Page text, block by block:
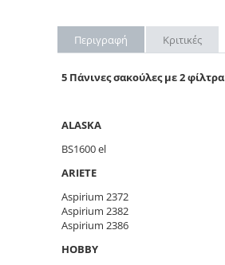
Περιγραφή Κριτικές
5 Πάνινες σακούλες με 2 φίλτρα
ALASKA
BS1600 el
ARIETE
Aspirium 2372
Aspirium 2382
Aspirium 2386
HOBBY